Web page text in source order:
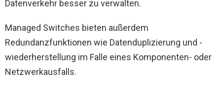
Datenverkehr besser zu verwalten.
Managed Switches bieten außerdem
Redundanzfunktionen wie Datenduplizierung und -
wiederherstellung im Falle eines Komponenten- oder
Netzwerkausfalls.